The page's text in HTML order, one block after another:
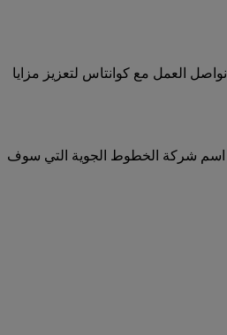
العمل مع كوانتاس لتعزيز مزايا
ضمن السلسلة 8000 من قبل طيران الإمارات. سيتم تأكيد اسم شركة الخطوط الجوية التي سوف